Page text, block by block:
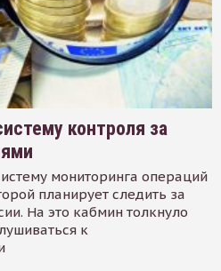
контроля за
мониторинга операций
планирует следить за
На это кабмин толкнуло
к